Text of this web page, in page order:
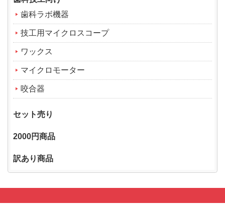
歯科ラボ機器
技工用マイクロスコープ
ワックス
マイクロモーター
咬合器
セット売り
2000円商品
訳あり商品